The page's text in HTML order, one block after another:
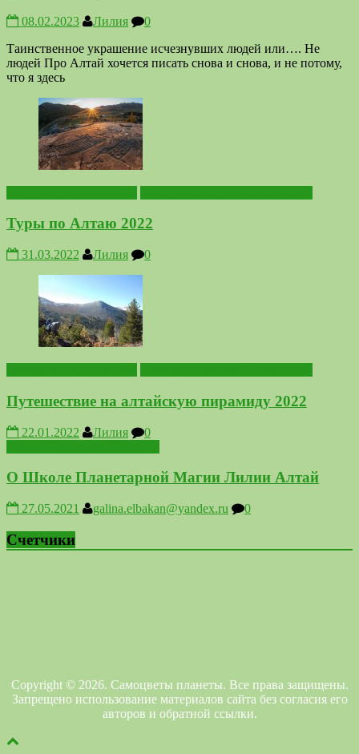
08.02.2023 Лилия
0
Таинственное украшение исчезнувших людей или…. Не
людей Про Алтай хочется писать снова и снова, и не потому,
что я здесь
Туры по Алтаю 2022
31.03.2022 Лилия 0
Путешествие на алтайскую пирамиду 2022
22.01.2022 Лилия
0
О Школе Планетарной Магии Лилии Алтай
27.05.2021 galina.elbakan@yandex.ru 0
Счетчики
Copyright © 2026. Самоцветы планеты. Все права защищены.
Запрещено использование материалов сайта без согласия его
авторов и обратной ссылки.